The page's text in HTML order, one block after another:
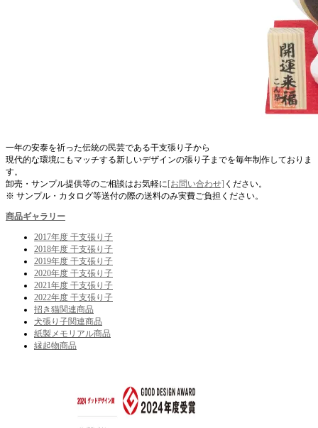
一年の安泰を祈った伝統の民芸である干支張り子から
現代的な環境にもマッチする新しいデザインの張り子までを毎年制作しておりま
す。
卸売・サンプル提供等のご相談はお気軽に[お問い合わせ] ください。
※ サンプル・カタログ等送付の際の送料のみ実費ご負担ください。
商品ギャラリー
2017年度 干支張り子
2018年度 干支張り子
2019年度 干支張り子
2020年度 干支張り子
2021年度 干支張り子
2022年度 干支張り子
招き猫関連商品
犬張り子関連商品
紙製メモリアル商品
縁起物商品